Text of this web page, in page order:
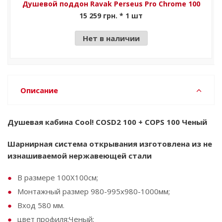
Душевой поддон Ravak Perseus Pro Chrome 100
15 259 грн. * 1 шт
Нет в наличии
Описание
Душевая кабина Cool! COSD2 100 + COPS 100 Ченый
Шарнирная система открывания изготовлена из не
изнашиваемой нержавеющей стали
В размере 100X100см;
Монтажный размер 980-995х980-1000мм;
Вход 580 мм.
цвет профиля:Ченый;